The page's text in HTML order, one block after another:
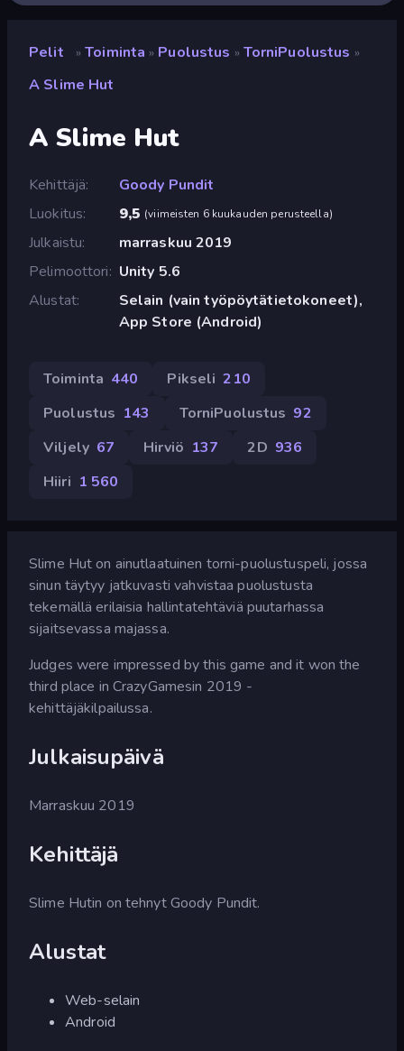
Pelit » Toiminta » Puolustus » TorniPuolustus »
A Slime Hut
A Slime Hut
Kehittäjä
Goody Pundit
Luokitus
9,5 (viimeisten 6 kuukauden perusteella)
Julkaistu
marraskuu 2019
Pelimoottori
Unity 5.6
Alustat
Selain (vain työpöytätietokoneet),
App Store (Android)
Toiminta 440 Pikseli 210
Puolustus 143 TorniPuolustus 92
Viljely 67 Hirviö 137 2D 936
Hiiri 1 560
Slime Hut on ainutlaatuinen torni-puolustuspeli, jossa
sinun täytyy jatkuvasti vahvistaa puolustusta
tekemällä erilaisia hallintatehtäviä puutarhassa
sijaitsevassa majassa.
Judges were impressed by this game and it won the
third place in CrazyGamesin 2019 -
kehittäjäkilpailussa.
Julkaisupäivä
Marraskuu 2019
Kehittäjä
Slime Hutin on tehnyt Goody Pundit.
Alustat
Web-selain
Android